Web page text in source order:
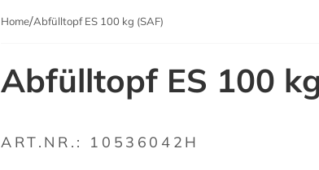
Home Abfülltopf ES 100 kg (SAF)
Abfülltopf ES 100
ART.NR.: 10536042H